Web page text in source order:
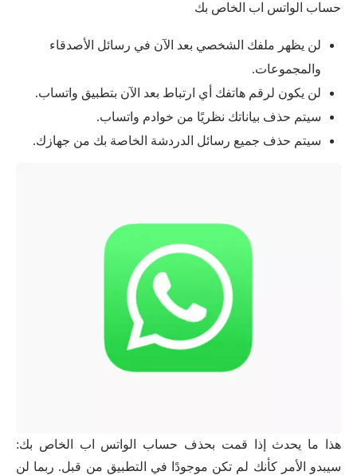
حساب الواتس اب الخاص بك
لن يظهر ملفك الشخصي بعد الآن في رسائل الأصدقاء
والمجموعات.
لن يكون لرقم هاتفك أي ارتباط بعد الآن بتطبيق واتساب.
سيتم حذف بياناتك نظريًا من خوادم واتساب.
سيتم حذف جميع رسائل الدردشة الخاصة بك من جهازك.
هذا ما يحدث إذا قمت بحذف حساب الواتس اب الخاص بك:
سيبدو الأمر كأنك لم تكن موجودًا في التطبيق من قبل. ربما لن